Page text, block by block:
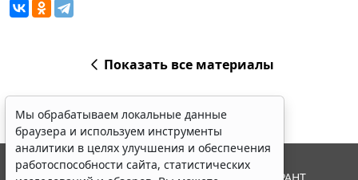
Показать все материалы
Мы обрабатываем локальные данные
браузера и используем инструменты
аналитики в целях улучшения и обеспечения
работоспособности сайта, статистических